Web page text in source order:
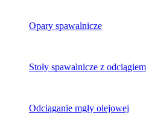
Opary spawalnicze
Stoły spawalnicze z odciągiem
Odciąganie mgły olejowej